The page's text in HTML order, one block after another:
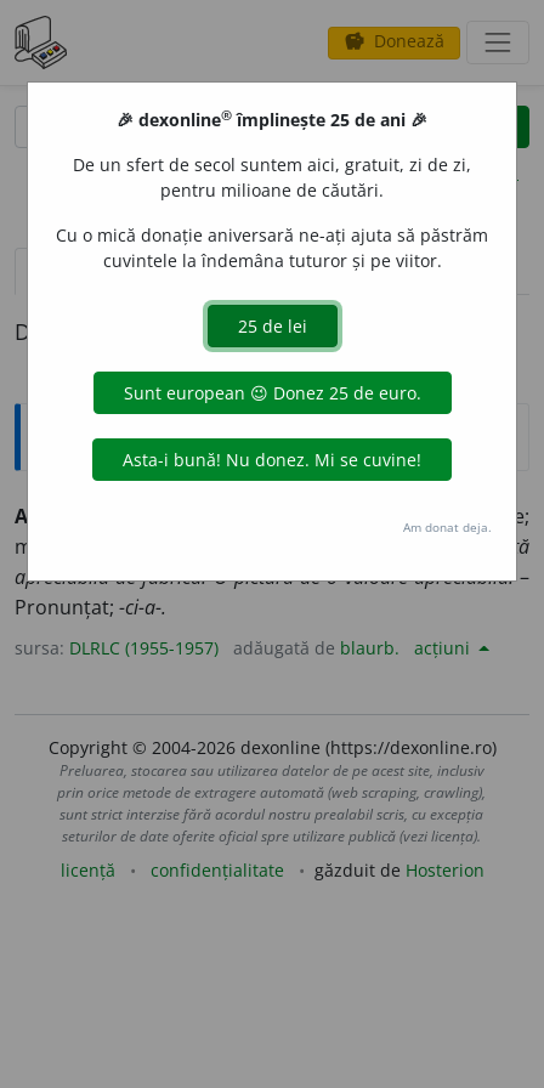
savings Donează
clear
opțiuni
definiții (1) pronunțievolume_up (3)
Definiția cu ID-ul 894427:
Explicative DEX
APRECI
Destul de mare;
mare, considerabil.
Locuința se află la o distanță
apreciabilă de fabrică. O pictură de o valoare apreciabilă.–
Pronunțat; -ci-a-.
sursa: DLRLC (1955-1957) adăugată de blaurb. acțiuni
Copyright © 2004-2026 dexonline (https://dexonline.ro)
Preluarea, stocarea sau utilizarea datelor de pe acest site, inclusiv
prin orice metode de extragere automată (web scraping, crawling),
sunt strict interzise fără acordul nostru prealabil scris, cu excepția
seturilor de date oferite oficial spre utilizare publică (vezi licența).
licență confidențialitate găzduit de Hosterion
🎉 dexonline® împlinește 25 de ani 🎉
De un sfert de secol suntem aici, gratuit, zi de zi,
pentru milioane de căutări.
Cu o mică donație aniversară ne-ați ajuta să păstrăm
cuvintele la îndemâna tuturor și pe viitor.
Am donat deja.